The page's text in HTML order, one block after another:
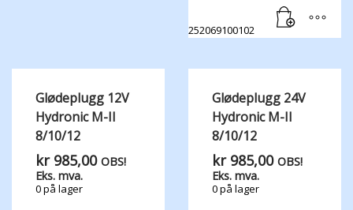
252069100102
Glødeplugg 12V
Hydronic M-II
8/10/12
kr985,00 OBS!
Eks. mva.
0 på lager
Glødeplugg 24V
Hydronic M-II
8/10/12
kr985,00 OBS!
Eks. mva.
0 på lager